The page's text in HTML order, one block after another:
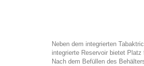
Neben dem integrierten
integrierte Reservoir bietet
Nach dem Befüllen des